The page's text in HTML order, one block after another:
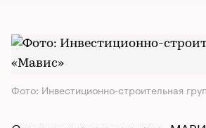
Фото: Инвестиционно-строительная